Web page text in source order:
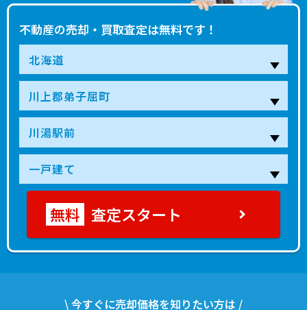
不動産の売却・買取査定は無料です！
査定スタート
\ 今すぐに売却価格を知りたい方は /